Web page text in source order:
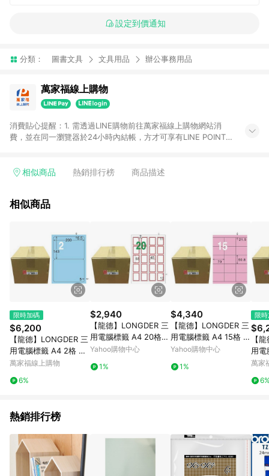
設定到價通知
分類： 圖書文具 文具用品 辦公事務用品
萬家福線上購物
消費貼心提醒：1. 需透過LINE購物前往萬家福線上購物網站消
費，並在同一瀏覽器於24小時內結帳，方才可享有LINE POINTS
4. 不具回饋資格種類商品：電子禮券。 5. 回饋點數計算將排除訂
錄，相關問題請於保留時間內聯絡客服中心，並由康達盛通生活
話題性或期間限定商品來滿足您的喜好。
相似商品 熱銷排行榜 商品描述
相似商品
限時加碼
$6,200
【龍德】LONGDER 三
用電腦標籤 A4 2格 圓
角 143*200mm 淺藍 1
(適用雷射、噴墨、影
萬家福線上購物
6%
$2,940
【龍德】LONGDER 三
用電腦標籤 A4 20格
圓角 45*55mm紅框10
(適用雷射、噴墨、影
Yahoo購物中心
1%
$4,340
【龍德】LONGDER 三
用電腦標籤 A4 15格 5
0.8*70mm 粉紅1000
用雷射、噴墨、影印)
Yahoo購物中心
1%
限
【
用
用雷
萬家
熱銷排行榜